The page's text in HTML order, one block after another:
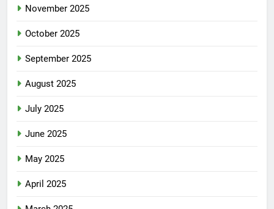
November 2025
October 2025
September 2025
August 2025
July 2025
June 2025
May 2025
April 2025